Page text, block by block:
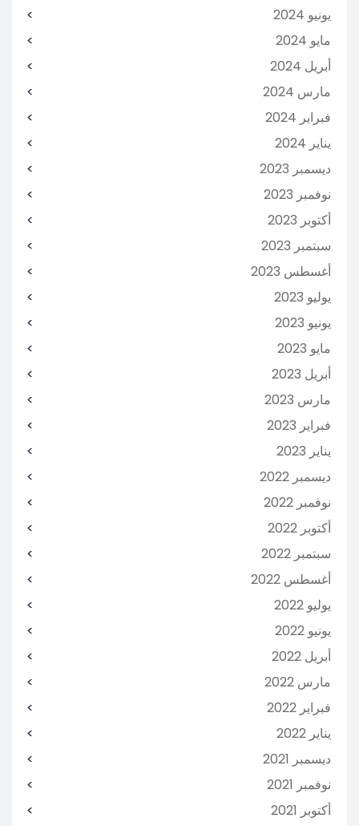
يونيو 2024
مايو 2024
أبريل 2024
مارس 2024
فبراير 2024
يناير 2024
ديسمبر 2023
نوفمبر 2023
أكتوبر 2023
سبتمبر 2023
أغسطس 2023
يوليو 2023
يونيو 2023
مايو 2023
أبريل 2023
مارس 2023
فبراير 2023
يناير 2023
ديسمبر 2022
نوفمبر 2022
أكتوبر 2022
سبتمبر 2022
أغسطس 2022
يوليو 2022
يونيو 2022
أبريل 2022
مارس 2022
فبراير 2022
يناير 2022
ديسمبر 2021
نوفمبر 2021
أكتوبر 2021